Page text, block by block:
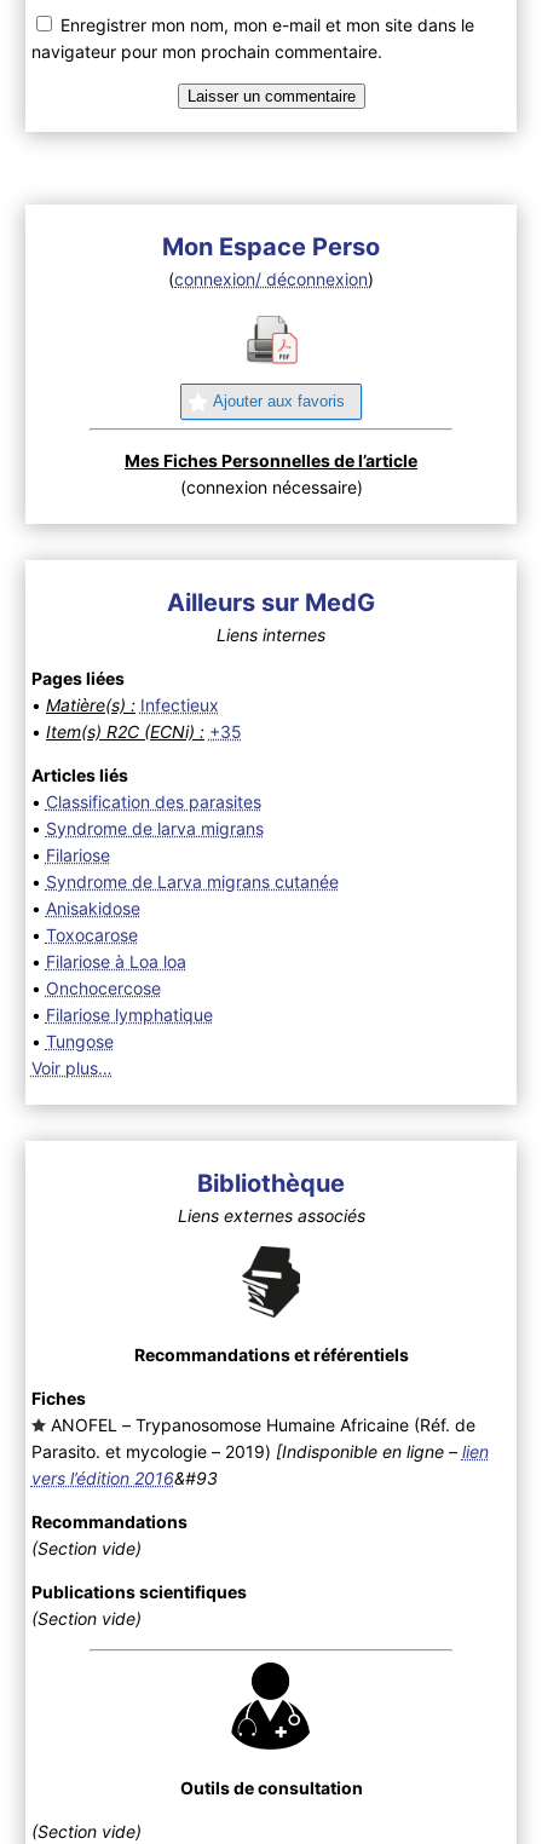
Enregistrer mon nom, mon e-mail et mon site dans le
navigateur pour mon prochain commentaire.
Mon Espace Perso
(connexion/ déconnexion)
Ajouter aux favoris
Mes Fiches Personnelles de l’article
(connexion nécessaire)
Ailleurs sur MedG
Liens internes
Pages liées
• Matière(s) : Infectieux
• Item(s) R2C (ECNi) : +35
Articles liés
• Classification des parasites
• Syndrome de larva migrans
• Filariose
• Syndrome de Larva migrans cutanée
• Anisakidose
• Toxocarose
• Filariose à Loa loa
• Onchocercose
• Filariose lymphatique
• Tungose
Voir plus…
Bibliothèque
Liens externes associés
Recommandations et référentiels
Fiches
ANOFEL – Trypanosomose Humaine Africaine (Réf. de
Parasito. et mycologie – 2019) [Indisponible en ligne – lien
vers l’édition 2016&#93
Recommandations
(Section vide)
Publications scientifiques
(Section vide)
Outils de consultation
(Section vide)